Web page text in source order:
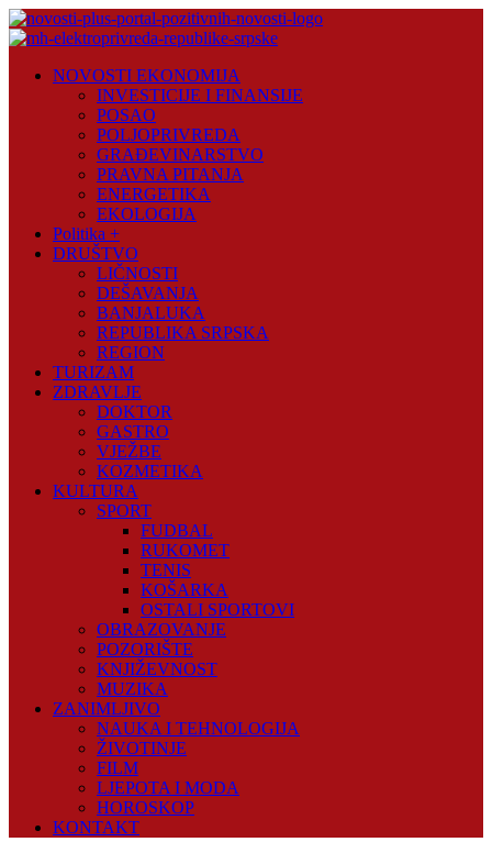
Skip
to
Plus
NOVOSTI EKONOMIJA
INVESTICIJE I FINANSIJE
POSAO
POLJOPRIVREDA
GRAĐEVINARSTVO
PRAVNA PITANJA
ENERGETIKA
EKOLOGIJA
Politika +
DRUŠTVO
LIČNOSTI
DEŠAVANJA
BANJALUKA
REPUBLIKA SRPSKA
REGION
TURIZAM
ZDRAVLJE
DOKTOR
GASTRO
VJEŽBE
KOZMETIKA
KULTURA
SPORT
FUDBAL
RUKOMET
TENIS
KOŠARKA
OSTALI SPORTOVI
OBRAZOVANJE
POZORIŠTE
KNJIŽEVNOST
MUZIKA
ZANIMLJIVO
NAUKA I TEHNOLOGIJA
ŽIVOTINJE
FILM
LJEPOTA I MODA
HOROSKOP
KONTAKT